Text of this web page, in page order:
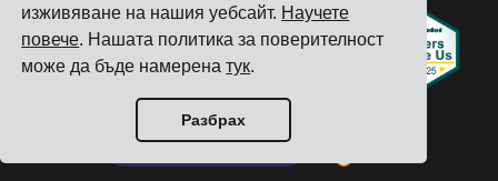
изживяване на нашия уебсайт. Научете
повече. Нашата политика за поверителност
може да бъде намеренатук.
Разбрах